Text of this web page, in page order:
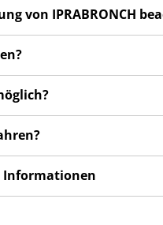
von IPRABRONCH
Informationen